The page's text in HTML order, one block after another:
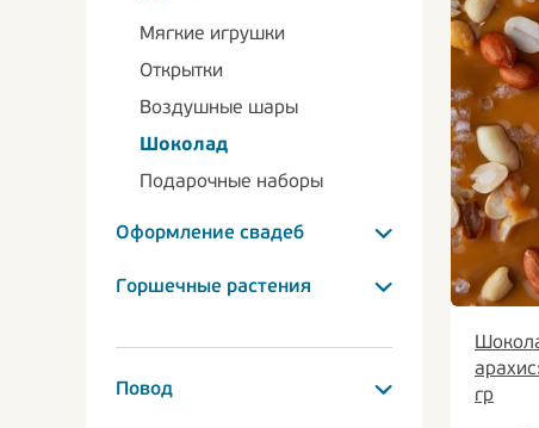
Мягкие игрушки
Открытки
Воздушные шары
Шоколад
Подарочные наборы
Оформление свадеб
Горшечные растения
Повод
гр